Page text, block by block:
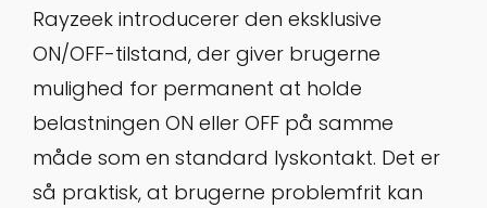
Rayzeek introducerer den eksklusive
ON/OFF-tilstand, der giver brugerne
mulighed for permanent at holde
belastningen ON eller OFF på samme
måde som en standard lyskontakt. Det er
så praktisk, at brugerne problemfrit kan